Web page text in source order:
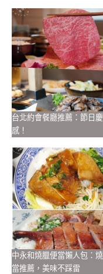
台北約會餐廳推薦：節日
感！
中永和燒臘便當懶人包：
當推薦，美味不踩雷